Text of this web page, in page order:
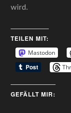
wird.
TEILEN MIT:
Mastodon
GEFÄLLT MIR: